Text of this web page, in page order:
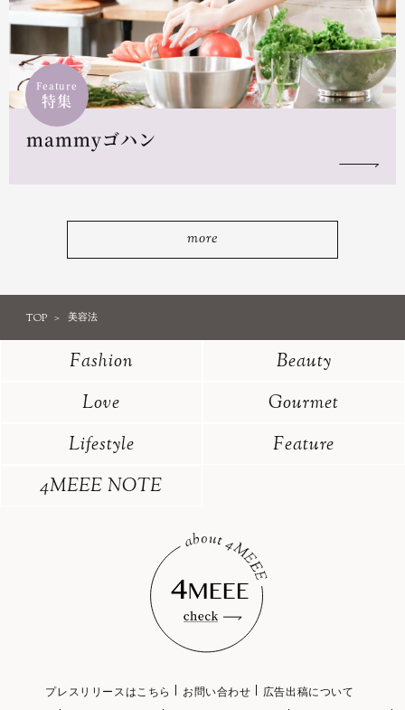
Feature
特集
mammyゴハン
more
TOP 美容法
Fashion
Beauty
Love
Gourmet
Lifestyle
Feature
4MEEE NOTE
プレスリリースはこちら お問い合わせ
広告出稿について